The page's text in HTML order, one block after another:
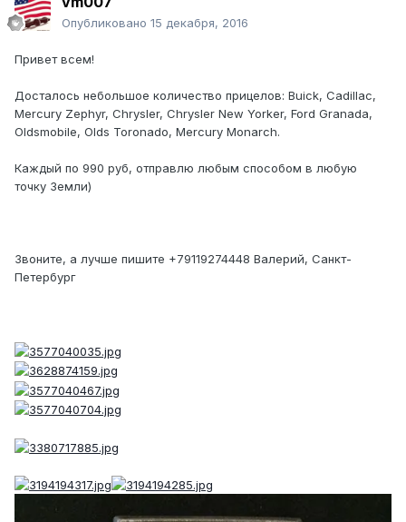
Опубликовано 15 декабря, 2016
Привет всем!
Досталось небольшое количество прицелов: Buick, Cadillac,
Mercury Zephyr, Chrysler, Chrysler New Yorker, Ford Granada,
Oldsmobile, Olds Toronado, Mercury Monarch.
Каждый по 990 руб, отправлю любым способом в любую
точку Земли)
Звоните, а лучше пишите +79119274448 Валерий, Санкт-
Петербург